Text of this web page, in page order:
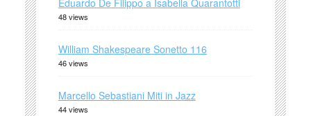
Eduardo De Filippo a Isabella Quarantotti
48 views
William Shakespeare Sonetto 116
46 views
Marcello Sebastiani Miti in Jazz
44 views